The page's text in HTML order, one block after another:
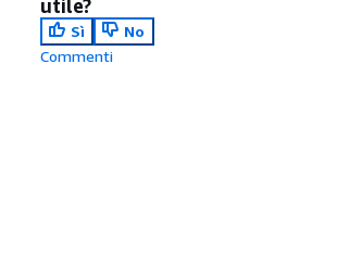
utile?
Sì
No
Commenti